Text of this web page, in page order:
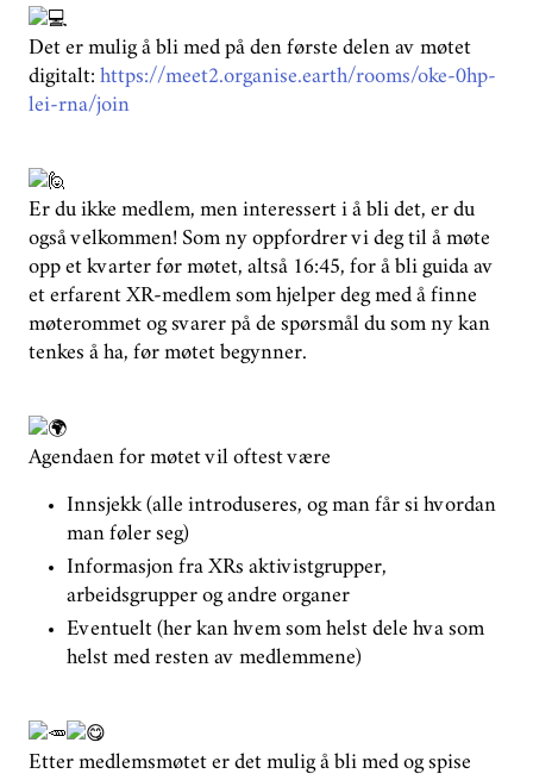
Det er mulig å bli med på den første delen av møtet
digitalt: https://meet2.organise.earth/rooms/oke-0hp-
lei-rna/join
Er du ikke medlem, men interessert i å bli det, er du
også velkommen! Som ny oppfordrer vi deg til å møte
opp et kvarter før møtet, altså 16:45, for å bli guida av
et erfarent XR-medlem som hjelper deg med å finne
møterommet og svarer på de spørsmål du som ny kan
tenkes å ha, før møtet begynner.
Agendaen for møtet vil oftest være
Innsjekk (alle introduseres, og man får si hvordan
man føler seg)
Informasjon fra XRs aktivistgrupper,
arbeidsgrupper og andre organer
Eventuelt (her kan hvem som helst dele hva som
helst med resten av medlemmene)
Etter medlemsmøtet er det mulig å bli med og spise